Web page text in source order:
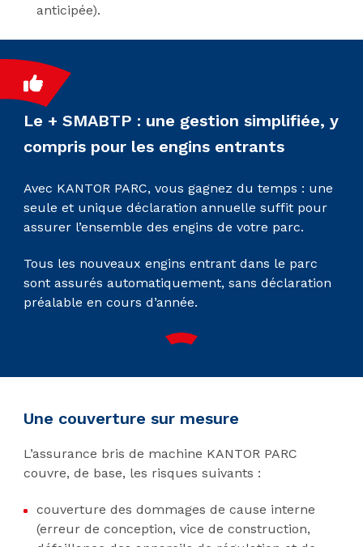
anticipée).
Le + SMABTP : une gestion simplifiée, y
compris pour les engins entrants
Avec KANTOR PARC, vous gagnez du temps : une
seule et unique déclaration annuelle suffit pour
assurer l’ensemble des engins de votre parc.
Tous les nouveaux engins entrant dans le parc
sont assurés automatiquement, sans déclaration
préalable en cours d’année.
Une couverture sur mesure
L’assurance bris de machine KANTOR PARC
couvre, de base, les risques suivants :
couverture des dommages de cause interne
(erreur de conception, vice de construction,